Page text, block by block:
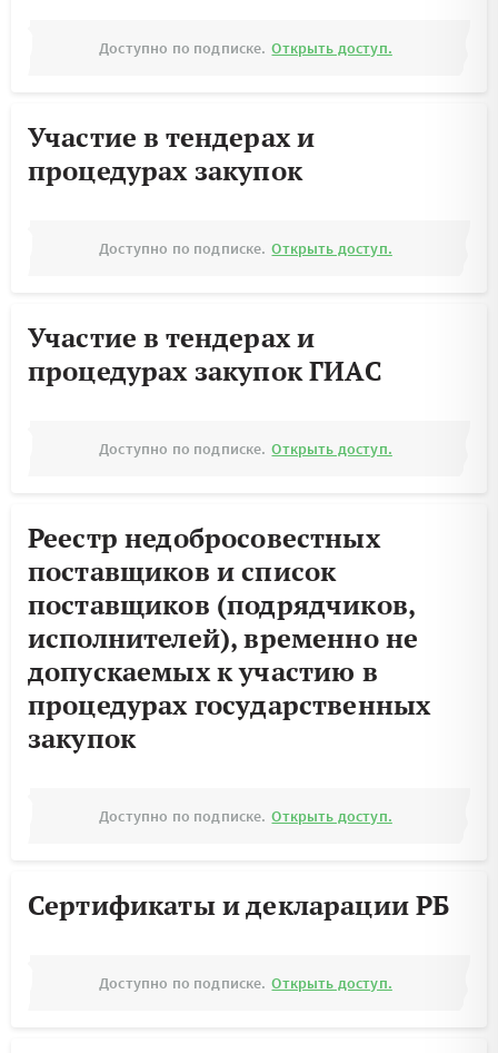
Доступно по подписке. Открыть доступ.
Участие в тендерах и
процедурах закупок
Доступно по подписке. Открыть доступ.
Участие в тендерах и
процедурах закупок ГИАС
Доступно по подписке. Открыть доступ.
Реестр недобросовестных
поставщиков и список
поставщиков (подрядчиков,
исполнителей), временно не
допускаемых к участию в
процедурах государственных
закупок
Доступно по подписке. Открыть доступ.
Сертификаты и декларации РБ
Доступно по подписке. Открыть доступ.